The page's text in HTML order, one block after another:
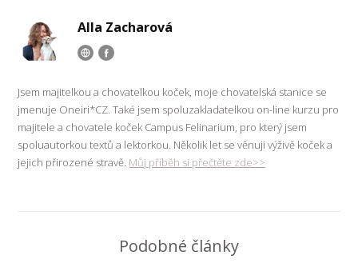
Alla Zacharová
Jsem majitelkou a chovatelkou koček, moje chovatelská stanice se
jmenuje Oneiri*CZ. Také jsem spoluzakladatelkou on-line kurzu pro
majitele a chovatele koček Campus Felinarium, pro který jsem
spoluautorkou textů a lektorkou. Několik let se věnuji výživě koček a
jejich přirozené stravě. Můj příběh si přečtěte zde>>
Podobné články